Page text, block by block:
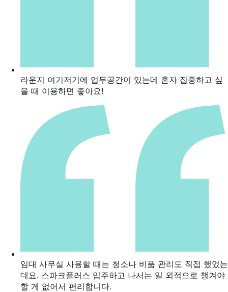
라운지 여기저기에 업무공간이 있는데 혼자 집중하고 싶
을 때 이용하면 좋아요!
임대 사무실 사용할 때는 청소나 비품 관리도 직접 했었는
데요. 스파크플러스 입주하고 나서는 일 외적으로 챙겨야
할 게 없어서 편리합니다.